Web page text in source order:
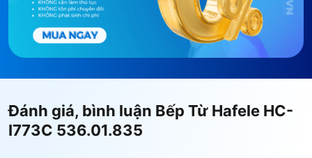
Đánh giá, bình luận Bếp Từ Hafele HC-
I773C 536.01.835